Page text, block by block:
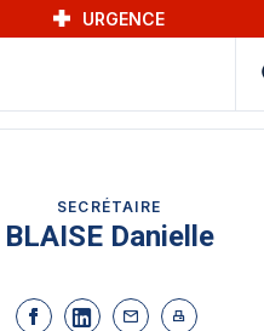
URGENCE
SECRÉTAIRE
BLAISE Danielle